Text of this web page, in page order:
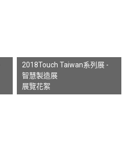
2018Touch Taiwan系列展 -
智慧製造展
展覽花絮